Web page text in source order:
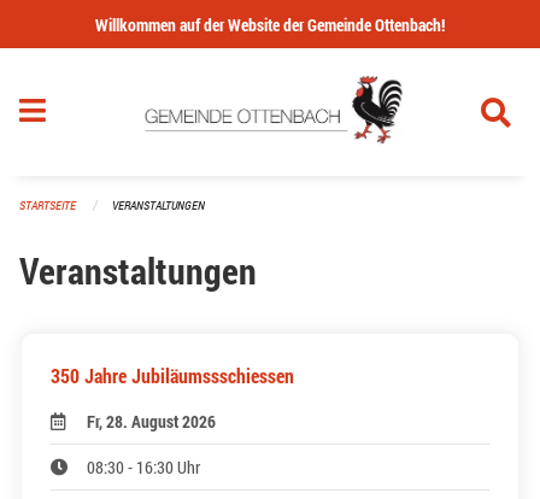
Navigation überspringen
Willkommen auf der Website der Gemeinde Ottenbach!
STARTSEITE VERANSTALTUNGEN
Veranstaltungen
350 Jahre Jubiläumssschiessen
Fr, 28. August 2026
08:30 - 16:30 Uhr